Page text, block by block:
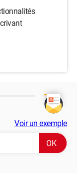
Voir un exemple